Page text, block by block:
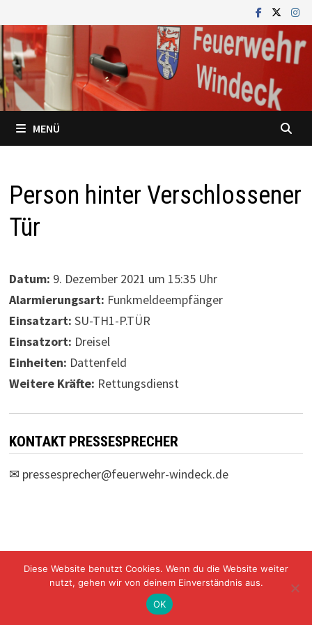
Inhalt
springen
MENÜ
Person hinter Verschlossener
Tür
Datum: 9. Dezember 2021 um 15:35 Uhr
Alarmierungsart: Funkmeldeempfänger
Einsatzart: SU-TH1-P.TÜR
Einsatzort: Dreisel
Einheiten: Dattenfeld
Weitere Kräfte: Rettungsdienst
KONTAKT PRESSESPRECHER
✉ pressesprecher@feuerwehr-windeck.de
Freiwillige Feuerwehr Windeck Mit Stolz präsentiert von
undBam
Diese Website benutzt Cookies. Wenn du die Website weiter
nutzt, gehen wir von deinem Einverständnis aus.
OK